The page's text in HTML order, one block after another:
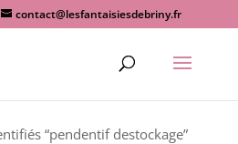
contact@lesfantaisiesdebriny.fr
“pendentif destockage”